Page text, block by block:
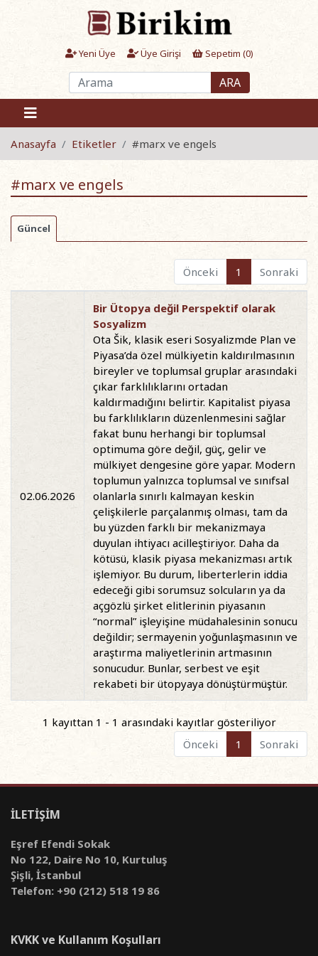
Yeni Üye Üye Girişi Sepetim (0)
ARA
Anasayfa Etiketler #marx ve engels
#marx ve engels
Güncel
Önceki 1 Sonraki
02.06.2026
Bir Ütopya değil Perspektif olarak
Sosyalizm
Ota Šik, klasik eseri Sosyalizmde Plan ve
Piyasa’da özel mülkiyetin kaldırılmasının
bireyler ve toplumsal gruplar arasındaki
çıkar farklılıklarını ortadan
kaldırmadığını belirtir. Kapitalist piyasa
bu farklılıkların düzenlenmesini sağlar
fakat bunu herhangi bir toplumsal
optimuma göre değil, güç, gelir ve
mülkiyet dengesine göre yapar. Modern
toplumun yalnızca toplumsal ve sınıfsal
olanlarla sınırlı kalmayan keskin
çelişkilerle parçalanmış olması, tam da
bu yüzden farklı bir mekanizmaya
duyulan ihtiyacı acilleştiriyor. Daha da
kötüsü, klasik piyasa mekanizması artık
işlemiyor. Bu durum, liberterlerin iddia
edeceği gibi sorumsuz solcuların ya da
açgözlü şirket elitlerinin piyasanın
“normal” işleyişine müdahalesinin sonucu
değildir; sermayenin yoğunlaşmasının ve
araştırma maliyetlerinin artmasının
sonucudur. Bunlar, serbest ve eşit
rekabeti bir ütopyaya dönüştürmüştür.
1 kayıttan 1 - 1 arasındaki kayıtlar gösteriliyor
Önceki
1 Sonraki
İLETİŞİM
Eşref Efendi Sokak
No 122, Daire No 10, Kurtuluş
Şişli, İstanbul
Telefon: +90 (212) 518 19 86
KVKK ve Kullanım Koşulları